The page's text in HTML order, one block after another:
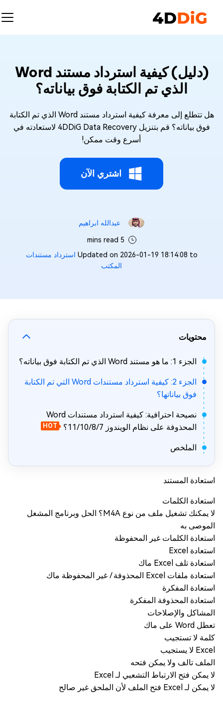
(دليل) كيفية استرداد مستند Word
الذي تم الكتابة فوق بياناته؟
هل تتطلع إلى معرفة كيفية استرداد مستند Word الذي تم الكتابة
فوق بياناته؟ قم بتنزيل 4DDiG Data Recovery لاستعادته في
أسرع وقت ممكن!
اشتري الآن
عبدالله ابراهيم‎
5 mins read
Updated on 2026-01-19 18:14:08 to استرداد مستندات
المكتب
محتويات
الجزء 1: ما هو مستند Word الذي تم الكتابة فوق بياناته؟
الجزء 2: كيفية استرداد مستندات Word التي تم الكتابة
فوق بياناتها؟
نصيحة احترافية: كيفية استرداد مستندات Word
المحذوفة على نظام الويندوز 11/10/8/7؟
HOT
الملخص
استعادة المستند
استعادة الكلمات
لا يمكنك تشغيل ملف من نوع M4A؟ الحل وبرنامج المشغل
الموصى به
استعادة الكلمات غير المحفوظة
استعادة Excel
استعادة تلف Excel ماك
استعادة ملفات Excel المحذوفة / غير المحفوظة ماك
استعادة المفكرة
استعادة المحذوفة المفكرة
المشاكل والإصلاحات
تعطل Word على ماك
كلمة لا تستجيب
Excel لا يستجيب
الملف تالف ولا يمكن فتحه
لا يمكن فتح الارتباط التشعبي لـ Excel
لا يمكن لـ Excel فتح الملف لأن الملحق غير صالح